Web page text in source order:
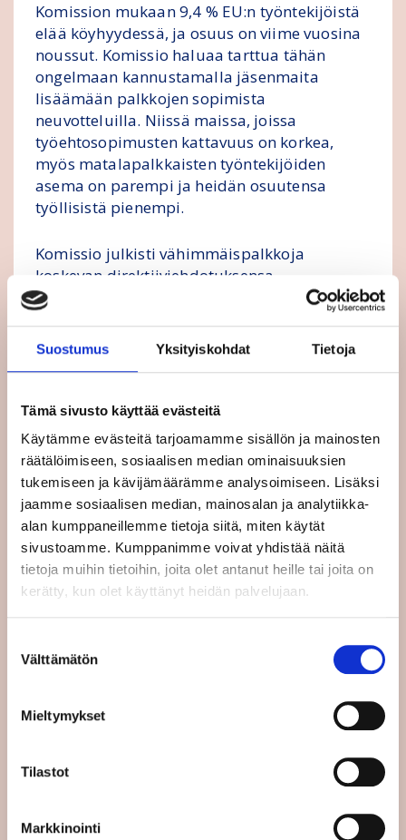
Suostumus Yksityiskohdat Tietoja
Tämä sivusto käyttää evästeitä
Käytämme evästeitä tarjoamamme sisällön ja mainosten
räätälöimiseen, sosiaalisen median ominaisuuksien
tukemiseen ja kävijämäärämme analysoimiseen. Lisäksi
jaamme sosiaalisen median, mainosalan ja analytiikka-
alan kumppaneillemme tietoja siitä, miten käytät
sivustoamme. Kumppanimme voivat yhdistää näitä
tietoja muihin tietoihin, joita olet antanut heille tai joita on
kerätty, kun olet käyttänyt heidän palvelujaan.
valinta
Välttämätön
Mieltymykset
Tilastot
Markkinointi
Komission mukaan 9,4 % EU:n työntekijöistä
elää köyhyydessä, ja osuus on viime vuosina
noussut. Komissio haluaa tarttua tähän
ongelmaan kannustamalla jäsenmaita
lisäämään palkkojen sopimista
neuvotteluilla. Niissä maissa, joissa
työehtosopimusten kattavuus on korkea,
myös matalapalkkaisten työntekijöiden
asema on parempi ja heidän osuutensa
työllisistä pienempi.
Komissio julkisti vähimmäispalkkoja
koskevan direktiiviehdotuksensa
keskiviikkona 28. lokakuuta. Ehdotuksella
vähimmäispalkkojen parantamiseksi, mutta
lainsäädännölliset keinot siihen jäsenmaat
Ehdotuksen painotus on työehtosopimisen
edistämisessä kaikissa EU-maissa. Mitään
jäsenmaata ei pakoteta ottamaan käyttöön
lakisääteistä vähimmäispalkkaa.
Ehdotuksessa määritellyt tavoitteet
jakautuvat osin sen mukaan, koskevatko ne
lakisääteisen vähimmäispalkan maita vai
työehtoneuvotteluilla. Tällaisia maita ovat
EU:ssa Suomen lisäksi Ruotsi, Tanska, Italia,
ehdotuksessa määritellään raamit, joilla
jäsenmaiden on taattava muun muassa
kehittyminen. Ehdotus ei siis sisällä mitään